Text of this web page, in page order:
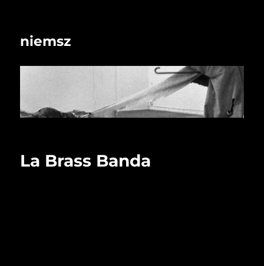
niemsz
La Brass Banda